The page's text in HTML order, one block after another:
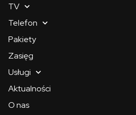
TV
Telefon
Pakiety
Zasięg
Usługi
Aktualności
O nas